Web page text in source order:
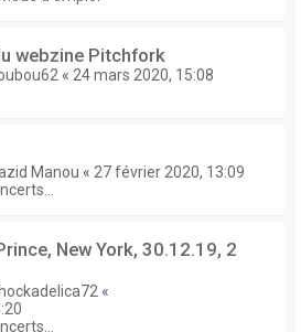
webzine Pitchfork
« 24 mars 2020, 15:08
Manou « 27 février 2020, 13:09
New York, 30.12.19, 2
«